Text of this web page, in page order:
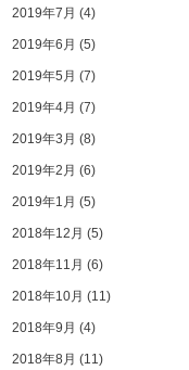
2019年7月 (4)
2019年6月 (5)
2019年5月 (7)
2019年4月 (7)
2019年3月 (8)
2019年2月 (6)
2019年1月 (5)
2018年12月 (5)
2018年11月 (6)
2018年10月 (11)
2018年9月 (4)
2018年8月 (11)